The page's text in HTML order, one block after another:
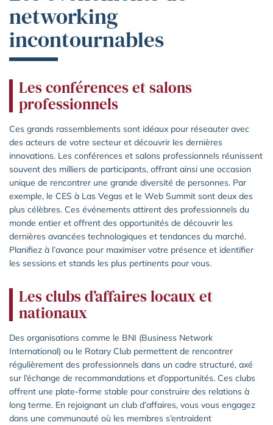
networking
incontournables
Les conférences et salons
professionnels
Ces grands rassemblements sont idéaux pour réseauter avec
des acteurs de votre secteur et découvrir les dernières
innovations. Les conférences et salons professionnels réunissent
souvent des milliers de participants, offrant ainsi une occasion
unique de rencontrer une grande diversité de personnes. Par
exemple, le CES à Las Vegas et le Web Summit sont deux des
plus célèbres. Ces événements attirent des professionnels du
monde entier et offrent des opportunités de découvrir les
dernières avancées technologiques et tendances du marché.
Planifiez à l’avance pour maximiser votre présence et identifier
les sessions et stands les plus pertinents pour vous.
Les clubs d’affaires locaux et
nationaux
Des organisations comme le BNI (Business Network
International) ou le Rotary Club permettent de rencontrer
régulièrement des professionnels dans un cadre structuré, axé
sur l’échange de recommandations et d’opportunités. Ces clubs
offrent une plate-forme stable pour construire des relations à
long terme. En rejoignant un club d’affaires, vous vous engagez
dans une communauté où les membres s’entraident